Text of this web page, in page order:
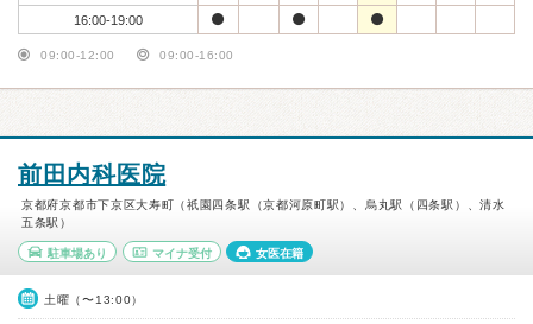
16:00-19:00
09:00-12:00 09:00-16:00
前田内科医院
京都府京都市下京区大寿町（祇園四条駅（京都河原町駅）、烏丸駅（四条駅）、清水
五条駅）
駐車場あり マイナ受付 女医在籍
土曜（〜13:00）